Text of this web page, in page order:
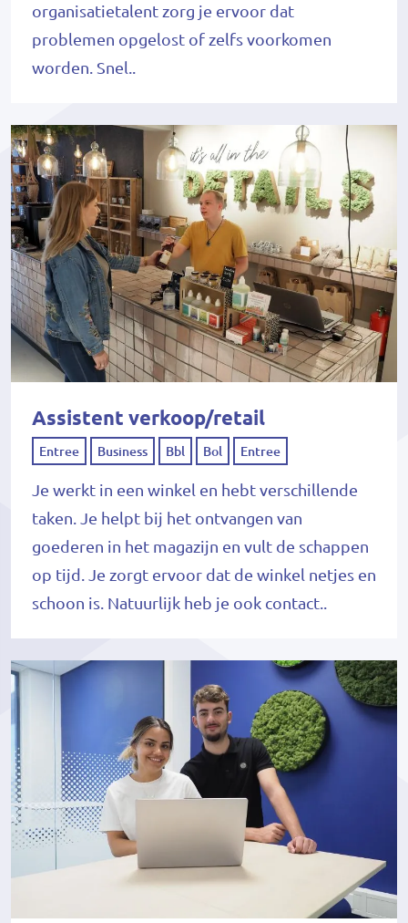
organisatietalent zorg je ervoor dat
problemen opgelost of zelfs voorkomen
worden. Snel..
Assistent verkoop/retail
Entree Business Bbl Bol Entree
Je werkt in een winkel en hebt verschillende
taken. Je helpt bij het ontvangen van
goederen in het magazijn en vult de schappen
op tijd. Je zorgt ervoor dat de winkel netjes en
schoon is. Natuurlijk heb je ook contact..